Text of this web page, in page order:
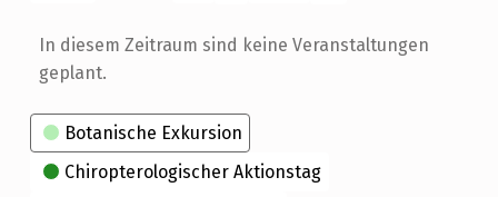
In diesem Zeitraum sind keine Veranstaltungen
geplant.
Kategorien
Botanische Exkursion
Chiropterologischer Aktionstag